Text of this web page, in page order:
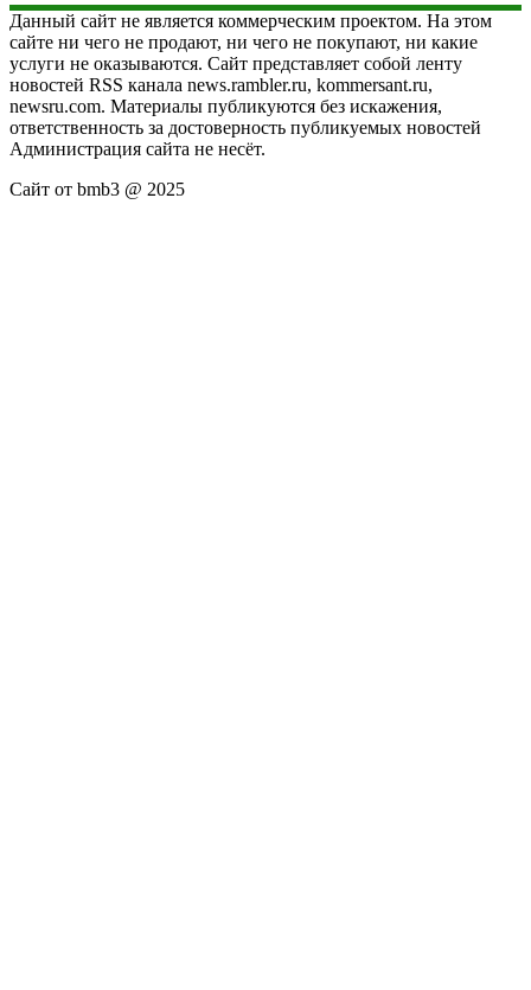
Данный сайт не является коммерческим проектом. На этом
сайте ни чего не продают, ни чего не покупают, ни какие
услуги не оказываются. Сайт представляет собой ленту
новостей RSS канала news.rambler.ru, kommersant.ru,
newsru.com. Материалы публикуются без искажения,
ответственность за достоверность публикуемых новостей
Администрация сайта не несёт.
Сайт от bmb3 @ 2025